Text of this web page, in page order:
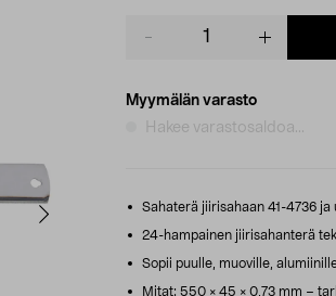
Myymälän varasto
Hakee varastosaldoa...
Sahaterä jiirisahaan 41-4736
24-hampainen jiirisahanterä
Sopii puulle, muoville,
Mitat: 550 × 45 × 0,73 mm –